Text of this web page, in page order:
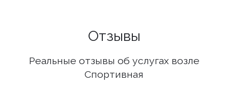
Отзывы
Реальные отзывы об услугах возле
Спортивная